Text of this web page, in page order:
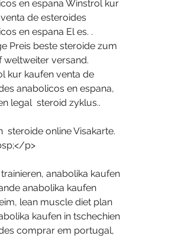
en espana Winstrol kur
de esteroides
en espana El es. .
Preis beste steroide zum
weltweiter versand.
kur kaufen venta de
anabolicos en espana,
legal  steroid zyklus..
p>
anabolika kaufen
anabolika kaufen
lean muscle diet plan
kaufen in tschechien
comprar em portugal,